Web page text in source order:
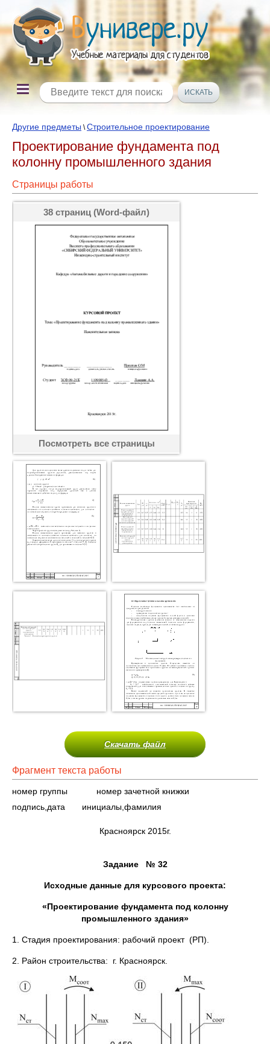
Другие предметы \Строительное проектирование
Проектирование фундамента под
колонну промышленного здания
Страницы работы
38 страниц (Word-файл)
Посмотреть все страницы
Скачать файл
Фрагмент текста работы
номер группы
номер зачетной книжки
подпись,дата инициалы,фамилия
Красноярск 2015г.
Задание № 32
Исходные данные для курсового проекта:
«Проектирование фундамента под колонну
промышленного здания»
1. Стадия проектирования: рабочий проект (РП).
2. Район строительства: г. Красноярск.